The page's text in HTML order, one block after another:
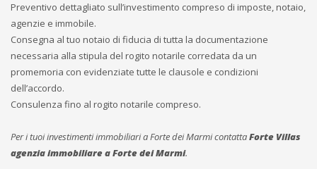
Preventivo dettagliato sull’investimento compreso di imposte, notaio,
agenzie e immobile.
Consegna al tuo notaio di fiducia di tutta la documentazione
necessaria alla stipula del rogito notarile corredata da un
promemoria con evidenziate tutte le clausole e condizioni
dell’accordo.
Consulenza fino al rogito notarile compreso.
Per i tuoi investimenti immobiliari a Forte dei Marmi contattaForte Villas
agenzia immobiliare a Forte dei Marmi.